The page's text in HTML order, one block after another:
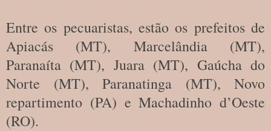
Entre os pecuaristas, estão os prefeitos de
Apiacás (MT), Marcelândia (MT),
Paranaíta (MT), Juara (MT), Gaúcha do
Norte (MT), Paranatinga (MT), Novo
repartimento (PA) e Machadinho d’Oeste
(RO).